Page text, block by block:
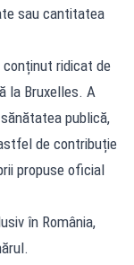
sau cantitatea
conținut ridicat de
la Bruxelles. A
publică,
de contribuție
propuse oficial
în România,